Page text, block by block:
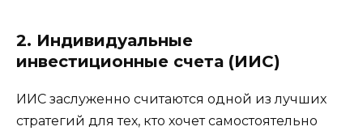
2. Индивидуальные
инвестиционные счета (ИИС)
ИИС заслуженно считаются одной из лучших
стратегий для тех, кто хочет самостоятельно